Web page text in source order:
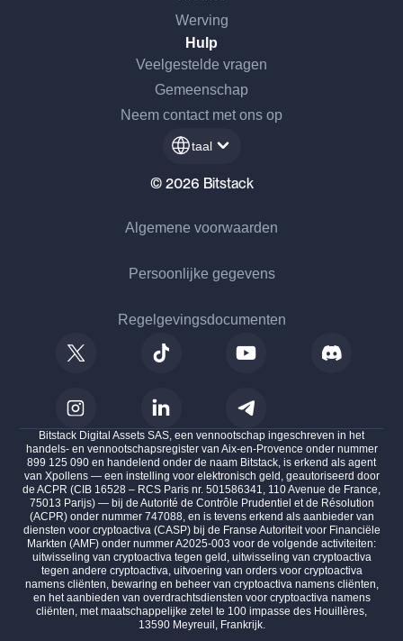
Werving
Hulp
Veelgestelde vragen
Gemeenschap
Neem contact met ons op
taal
© 2026 Bitstack
Algemene voorwaarden
Persoonlijke gegevens
Regelgevingsdocumenten
Bitstack Digital Assets SAS, een vennootschap ingeschreven in het
handels- en vennootschapsregister van Aix-en-Provence onder nummer
899 125 090 en handelend onder de naam Bitstack, is erkend als agent
van Xpollens — een instelling voor elektronisch geld, geautoriseerd door
de ACPR (CIB 16528 – RCS Paris nr. 501586341, 110 Avenue de France,
75013 Parijs) — bij de Autorité de Contrôle Prudentiel et de Résolution
(ACPR) onder nummer 747088, en is tevens erkend als aanbieder van
diensten voor cryptoactiva (CASP) bij de Franse Autoriteit voor Financiële
Markten (AMF) onder nummer A2025-003 voor de volgende activiteiten:
uitwisseling van cryptoactiva tegen geld, uitwisseling van cryptoactiva
tegen andere cryptoactiva, uitvoering van orders voor cryptoactiva
namens cliënten, bewaring en beheer van cryptoactiva namens cliënten,
en het aanbieden van overdrachtsdiensten voor cryptoactiva namens
cliënten, met maatschappelijke zetel te 100 impasse des Houillères,
13590 Meyreuil, Frankrijk.